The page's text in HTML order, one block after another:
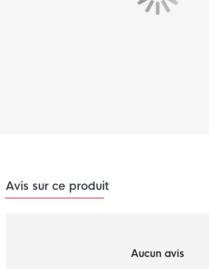
Avis sur ce produit
Aucun avis